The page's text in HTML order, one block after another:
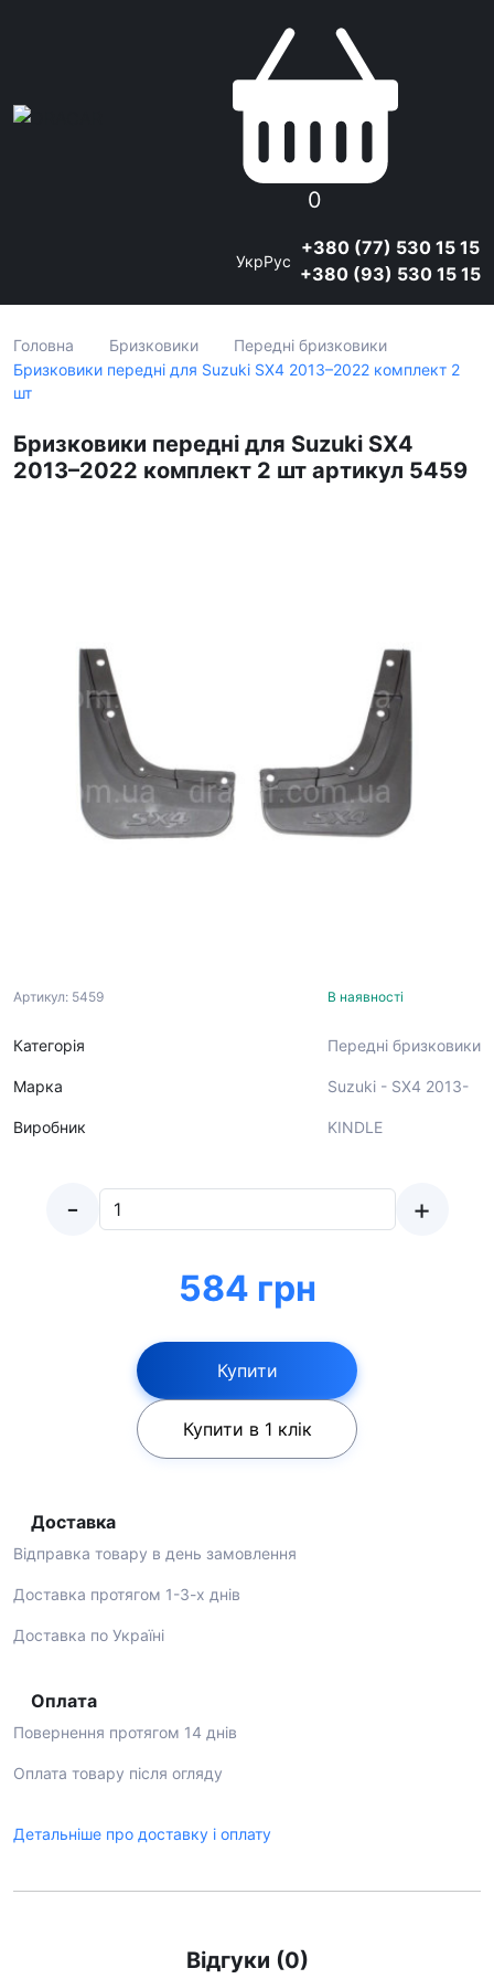
0
УкрРус
+380 (77) 530 15 15
+380 (93) 530 15 15
Головна Бризковики
Передні бризковики
Бризковики передні для Suzuki SX4 2013–2022 комплект 2
шт
Бризковики передні для Suzuki SX4
2013–2022 комплект 2 шт артикул 5459
Артикул: 5459
Категорія
Марка
Виробник
В наявності
Передні бризковики
Suzuki - SX4 2013-
KINDLE
- +
584 грн
Купити
Купити в 1 клік
Доставка
Відправка товару в день замовлення
Доставка протягом 1-3-х днів
Доставка по Україні
Оплата
Повернення протягом 14 днів
Оплата товару після огляду
Детальніше про доставку і оплату
Відгуки (0)